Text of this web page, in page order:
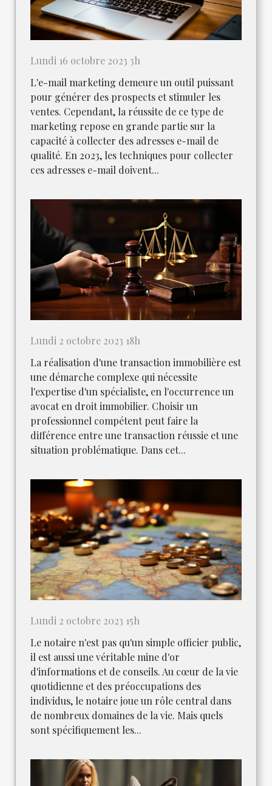
Lundi 16 octobre 2023 3h
L'e-mail marketing demeure un outil puissant
pour générer des prospects et stimuler les
ventes. Cependant, la réussite de ce type de
marketing repose en grande partie sur la
capacité à collecter des adresses e-mail de
qualité. En 2023, les techniques pour collecter
ces adresses e-mail doivent...
Lundi 2 octobre 2023 18h
La réalisation d'une transaction immobilière est
une démarche complexe qui nécessite
l'expertise d'un spécialiste, en l'occurrence un
avocat en droit immobilier. Choisir un
professionnel compétent peut faire la
différence entre une transaction réussie et une
situation problématique. Dans cet...
Lundi 2 octobre 2023 15h
Le notaire n'est pas qu'un simple officier public,
il est aussi une véritable mine d'or
d'informations et de conseils. Au cœur de la vie
quotidienne et des préoccupations des
individus, le notaire joue un rôle central dans
de nombreux domaines de la vie. Mais quels
sont spécifiquement les...